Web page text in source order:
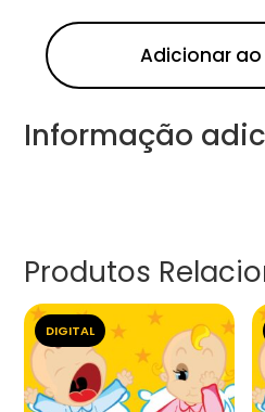
Adicionar
Informação
Produtos
DIGITAL